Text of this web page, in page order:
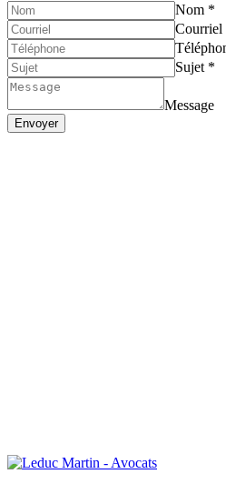
Nom *
Courriel
Sujet *
Message
Envoyer